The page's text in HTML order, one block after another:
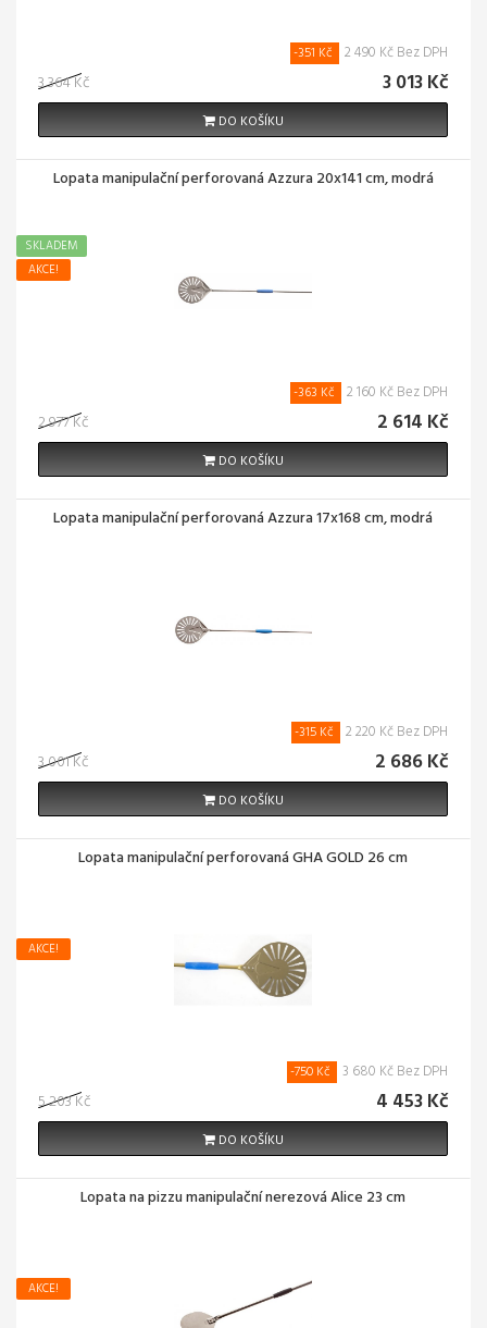
3 364 Kč
-351 Kč 2 490 Kč Bez DPH
3 013 Kč
DO KOŠÍKU
Lopata manipulační perforovaná Azzura 20x141 cm, modrá
AKCE!
SKLADEM
2 977 Kč
-363 Kč 2 160 Kč Bez DPH
2 614 Kč
DO KOŠÍKU
Lopata manipulační perforovaná Azzura 17x168 cm, modrá
3 001 Kč
-315 Kč 2 220 Kč Bez DPH
2 686 Kč
DO KOŠÍKU
Lopata manipulační perforovaná GHA GOLD 26 cm
AKCE!
5 203 Kč
-750 Kč 3 680 Kč Bez DPH
4 453 Kč
DO KOŠÍKU
Lopata na pizzu manipulační nerezová Alice 23 cm
AKCE!